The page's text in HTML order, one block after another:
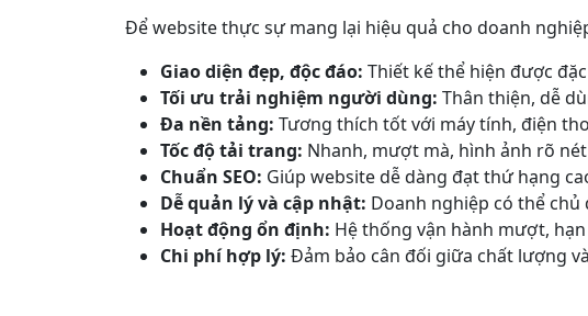
Để website thực sự mang lại hiệu quả cho doanh
Giao diện đẹp, độc đáo: Thiết kế thể hiện được
Tối ưu trải nghiệm người dùng: Thân thiện, dễ
Đa nền tảng: Tương thích tốt với máy tính, điện
Tốc độ tải trang: Nhanh, mượt mà, hình ảnh rõ nét
Chuẩn SEO: Giúp website dễ dàng đạt thứ hạng
Dễ quản lý và cập nhật: Doanh nghiệp có thể
Hoạt động ổn định: Hệ thống vận hành mượt,
Chi phí hợp lý: Đảm bảo cân đối giữa chất lượng